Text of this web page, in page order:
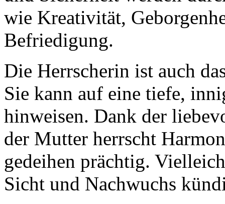
wie Kreativität,
Befriedigung.
Die Herrscherin ist auch
Sie kann auf eine tiefe,
hinweisen. Dank der
der Mutter herrscht
gedeihen prächtig.
Sicht und Nachwuchs